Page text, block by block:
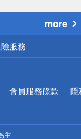
more
服務
會員服務條款 隱
主